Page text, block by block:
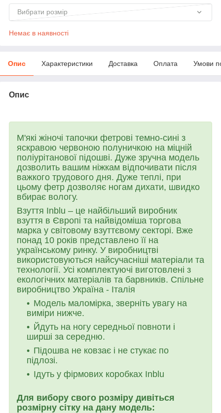
Вибрати розмір
Немає в наявності
Опис Характеристики Доставка Оплата Умови
Опис
М'які жіночі тапочки фетрові темно-сині з
яскравою червоною полуничкою на міцній
поліурітанової підошві. Дуже зручна модель
дозволить вашим ніжкам відпочивати після
важкого трудового дня. Дуже теплі, при
цьому фетр дозволяє ногам дихати, швидко
вбирає вологу.
Взуття Inblu – це найбільший виробник
взуття в Європі та найвідоміша торгова
марка у світовому взуттєвому секторі. Вже
понад 10 років представлено її на
українському ринку. У виробництві
використовуються найсучасніші матеріали та
технології. Усі комплектуючі виготовлені з
екологічних матеріалів та барвників. Спільне
виробництво Україна - Італія
Модель маломірка, зверніть увагу на
виміри нижче.
Йдуть на ногу середньої повноти і
ширші за середню.
Підошва не ковзає і не стукає по
підлозі.
Ідуть у фірмових коробках Inblu
Для вибору свого розміру дивіться
розмірну сітку на дану модель: